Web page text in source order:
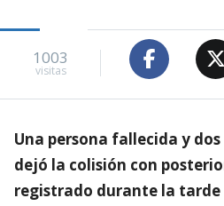
1003
visitas
Una persona fallecida y
dejó la colisión con
registrado durante la tarde